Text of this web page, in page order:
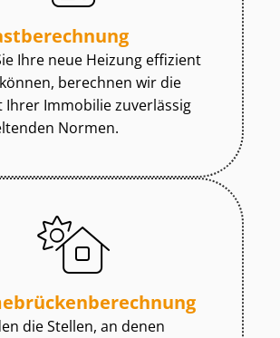
Ihre neue Heizung effizient
berechnen wir die
Ihrer Immobilie zuverlässig
Normen.
die Stellen, an denen